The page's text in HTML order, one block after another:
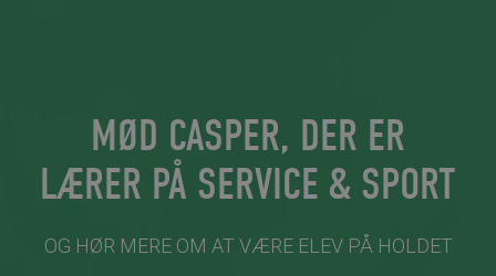
MØD CASPER, DER ER
LÆRER PÅ SERVICE & SPORT
OG HØR MERE OM AT VÆRE ELEV PÅ HOLDET